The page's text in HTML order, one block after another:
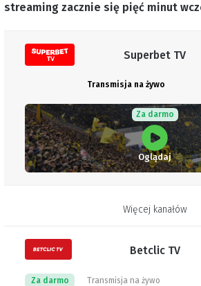
streaming zacznie się pięć minut
Superbet TV
Transmisja na żywo
Za darmo
Oglądaj
Więcej kanałów
Betclic TV
Transmisja na żywo
Za darmo